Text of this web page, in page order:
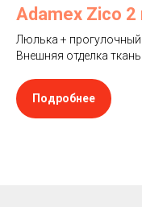
Adamex Zico 2
Люлька +
Внешняя отделка
Подробнее